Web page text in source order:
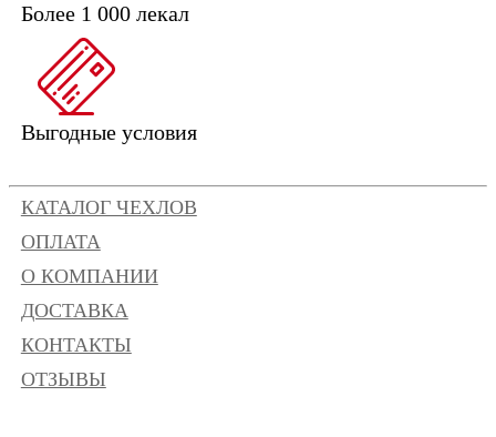
Более 1 000 лекал
Выгодные условия
КАТАЛОГ ЧЕХЛОВ
ОПЛАТА
О КОМПАНИИ
ДОСТАВКА
КОНТАКТЫ
ОТЗЫВЫ